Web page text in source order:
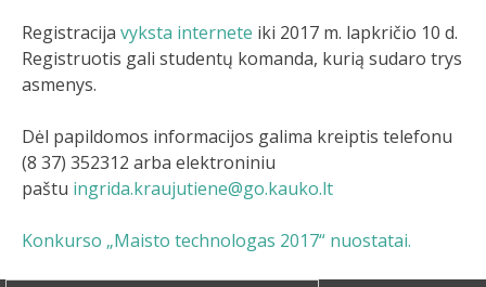
Registracija vyksta internete iki 2017 m. lapkričio 10 d.
Registruotis gali studentų komanda, kurią sudaro trys
asmenys.
Dėl papildomos informacijos galima kreiptis telefonu
(8 37) 352312 arba elektroniniu
paštu ingrida.kraujutiene@go.kauko.lt
Konkurso „Maisto technologas 2017“ nuostatai.